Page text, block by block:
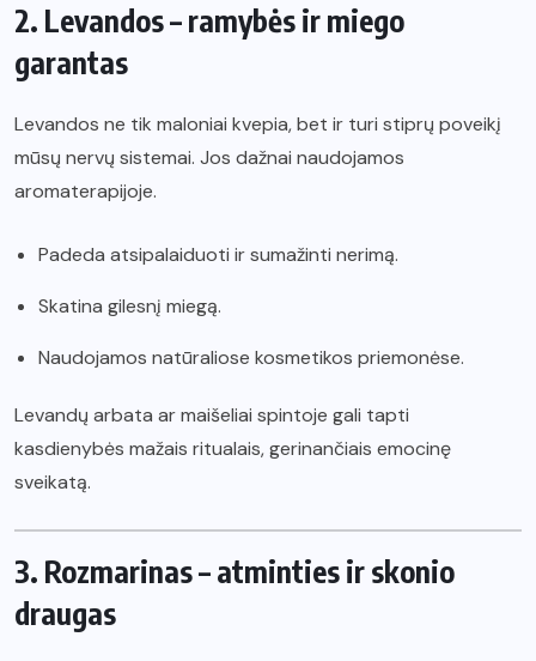
2. Levandos – ramybės ir miego
garantas
Levandos ne tik maloniai kvepia, bet ir turi stiprų poveikį
mūsų nervų sistemai. Jos dažnai naudojamos
aromaterapijoje.
Padeda atsipalaiduoti ir sumažinti nerimą.
Skatina gilesnį miegą.
Naudojamos natūraliose kosmetikos priemonėse.
Levandų arbata ar maišeliai spintoje gali tapti
kasdienybės mažais ritualais, gerinančiais emocinę
sveikatą.
3. Rozmarinas – atminties ir skonio
draugas